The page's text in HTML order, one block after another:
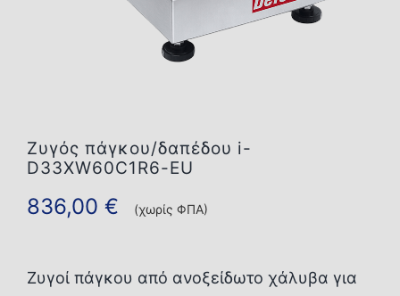
Ζυγός πάγκου/δαπέδου i-
D33XW60C1R6-EU
836,00 € (χωρίς ΦΠΑ)
Ζυγοί πάγκου από ανοξείδωτο χάλυβα για